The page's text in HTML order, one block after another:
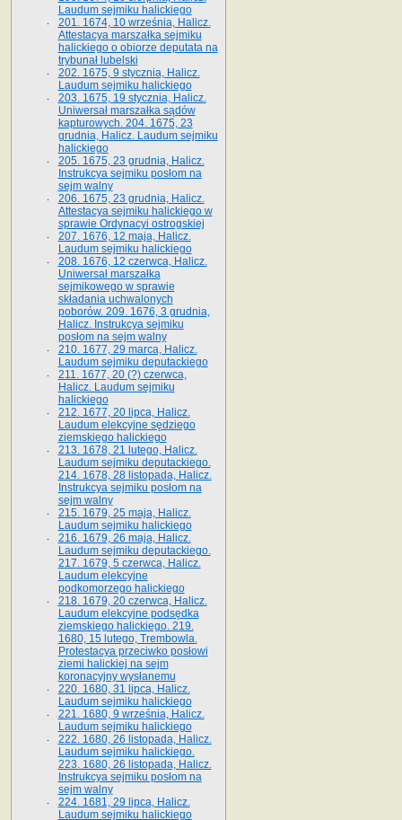
Laudum sejmiku halickiego
201. 1674, 10 września, Halicz.
Attestacya marszałka sejmiku
halickiego o obiorze deputata na
trybunał lubelski
202. 1675, 9 stycznia, Halicz.
Laudum sejmiku halickiego
203. 1675, 19 stycznia, Halicz.
Uniwersał marszałka sądów
kapturowych. 204. 1675, 23
grudnia, Halicz. Laudum sejmiku
halickiego
205. 1675, 23 grudnia, Halicz.
Instrukcya sejmiku posłom na
sejm walny
206. 1675, 23 grudnia, Halicz.
Attestacya sejmiku halickiego w
sprawie Ordynacyi ostrogskiej
207. 1676, 12 maja, Halicz.
Laudum sejmiku halickiego
208. 1676, 12 czerwca, Halicz.
Uniwersał marszałka
sejmikowego w sprawie
składania uchwalonych
poborów. 209. 1676, 3 grudnia,
Halicz. Instrukcya sejmiku
posłom na sejm walny
210. 1677, 29 marca, Halicz.
Laudum sejmiku deputackiego
211. 1677, 20 (?) czerwca,
Halicz. Laudum sejmiku
halickiego
212. 1677, 20 lipca, Halicz.
Laudum elekcyjne sędziego
ziemskiego halickiego
213. 1678, 21 lutego, Halicz.
Laudum sejmiku deputackiego.
214. 1678, 28 listopada, Halicz.
Instrukcya sejmiku posłom na
sejm walny
215. 1679, 25 maja, Halicz.
Laudum sejmiku halickiego
216. 1679, 26 maja, Halicz.
Laudum sejmiku deputackiego.
217. 1679, 5 czerwca, Halicz.
Laudum elekcyjne
podkomorzego halickiego
218. 1679, 20 czerwca, Halicz.
Laudum elekcyjne podsędka
ziemskiego halickiego. 219.
1680, 15 lutego, Trembowla.
Protestacya przeciwko posłowi
ziemi halickiej na sejm
koronacyjny wysłanemu
220. 1680, 31 lipca, Halicz.
Laudum sejmiku halickiego
221. 1680, 9 września, Halicz.
Laudum sejmiku halickiego
222. 1680, 26 listopada, Halicz.
Laudum sejmiku halickiego.
223. 1680, 26 listopada, Halicz.
Instrukcya sejmiku posłom na
sejm walny
224. 1681, 29 lipca, Halicz.
Laudum sejmiku halickiego